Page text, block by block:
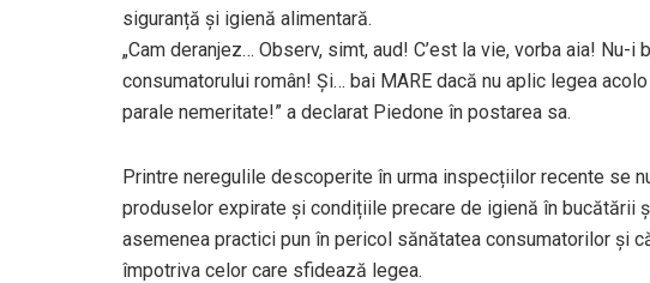
siguranță și igienă alimentară.
„Cam deranjez… Observ, simt, aud! C’est la vie, vorba aia!
consumatorului român! Și… bai MARE dacă nu aplic legea
parale nemeritate!” a declarat Piedone în postarea sa.
Printre neregulile descoperite în urma inspecțiilor recente se
produselor expirate și condițiile precare de igienă în bucătării
asemenea practici pun în pericol sănătatea consumatorilor și
împotriva celor care sfidează legea.